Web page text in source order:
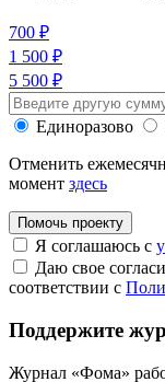
700 ₽
1 500 ₽
5 500 ₽
Единоразово
Отменить
момент здесь
Помочь проекту
Я соглашаюсь с
Даю свое
соответствии с
Поддержите
Журнал «Фома»